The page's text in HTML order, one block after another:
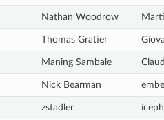
Nathan Woodrow
Thomas Gratier
Maning Sambale
Nick Bearman
zstadler